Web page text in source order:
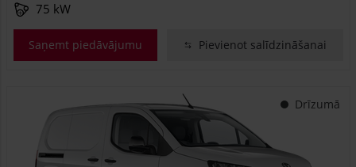
75 kW
Saņemt piedāvājumu Pievienot salīdzināšanai
Drīzumā